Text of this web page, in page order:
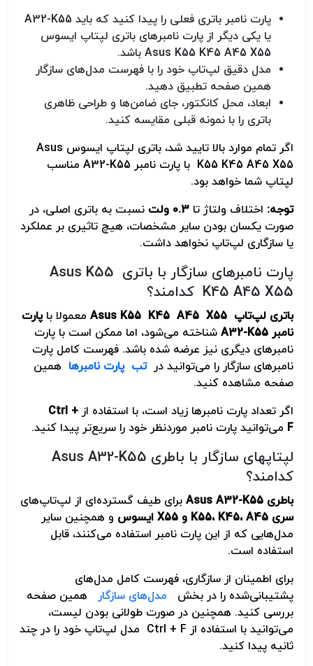
پارت نامبر باتری فعلی را پیدا کنید که باید A32-K55
یا یکی دیگر از پارت نامبرهای باتری لپتاپ ایسوس
Asus K55 K45 A45 X55 باشد.
مدل دقیق لپ‌تاپ خود را با فهرست مدل‌های سازگار
همین صفحه تطبیق دهید.
ابعاد، محل کانکتور، جای ضامن‌ها و طراحی ظاهری
باتری را با نمونه قبلی مقایسه کنید.
اگر تمام موارد بالا تایید شد، باتری لپتاپ ایسوس Asus
K55 K45 A45 X55 با پارت نامبر A32-K55 مناسب
لپتاپ شما خواهد بود.
توجه: اختلاف ولتاژ تا 0.3 ولت نسبت به باتری اصلی، در
صورت یکسان بودن سایر مشخصات، هیچ تاثیری بر عملکرد
یا سازگاری لپ‌تاپ نخواهد داشت.
پارت نامبرهای سازگار با باتری Asus K55
K45 A45 X55 کدامند؟
باتری لپ‌تاپ معمولا باپارت
نامبر A32-K55 شناخته می‌شود، اما ممکن است با پارت
نامبرهای دیگری نیز عرضه شده باشد. فهرست کامل پارت
نامبرهای سازگار را می‌توانید درتب پارت نامبرها همین
صفحه مشاهده کنید.
اگر تعداد پارت نامبرها زیاد است، با استفاده از Ctrl +
F می‌توانید پارت نامبر موردنظر خود را سریع‌تر پیدا کنید.
لپتاپهای سازگار با باطری Asus A32-K55
کدامند؟
باطری Asus A32-K55 برای طیف گسترده‌ای از لپ‌تاپ‌های
سری
K55، K45،A45 و X55 ایسوس و همچنین سایر
مدل‌هایی که از این پارت نامبر استفاده می‌کنند، قابل
استفاده است.
برای اطمینان از سازگاری، فهرست کامل مدل‌های
پشتیبانی‌شده را در بخش مدل‌های سازگار
همین صفحه
بررسی کنید. همچنین در صورت طولانی بودن لیست،
می‌توانید با استفاده از Ctrl + F مدل لپ‌تاپ خود را در چند
ثانیه پیدا کنید.